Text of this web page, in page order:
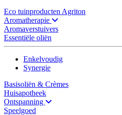
Eco tuinproducten Agriton
Aromatherapie
Aromaverstuivers
Essentiële oliën
Enkelvoudig
Synergie
Basisoliën & Crèmes
Huisapotheek
Ontspanning
Speelgoed